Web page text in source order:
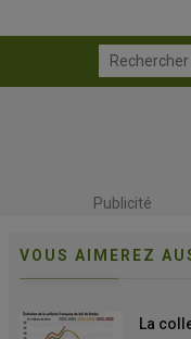
Publicité
VOUS AIMEREZ
La